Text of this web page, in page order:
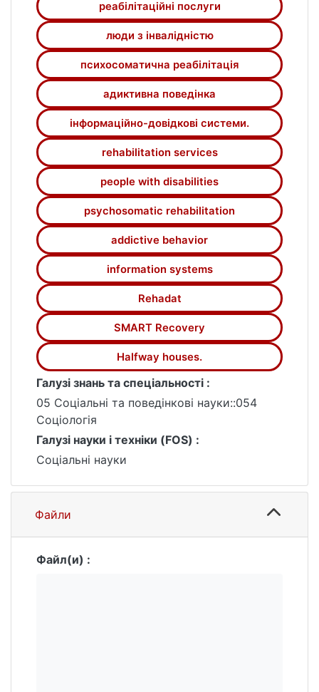
реабілітаційні послуги
люди з інвалідністю
психосоматична реабілітація
адиктивна поведінка
інформаційно-довідкові системи.
rehabilitation services
people with disabilities
psychosomatic rehabilitation
addictive behavior
information systems
Rehadat
SMART Recovery
Halfway houses.
Галузі знань та спеціальності :
05 Соціальні та поведінкові науки::054
Соціологія
Галузі науки і техніки (FOS) :
Соціальні науки
Файли
Файл(и) :